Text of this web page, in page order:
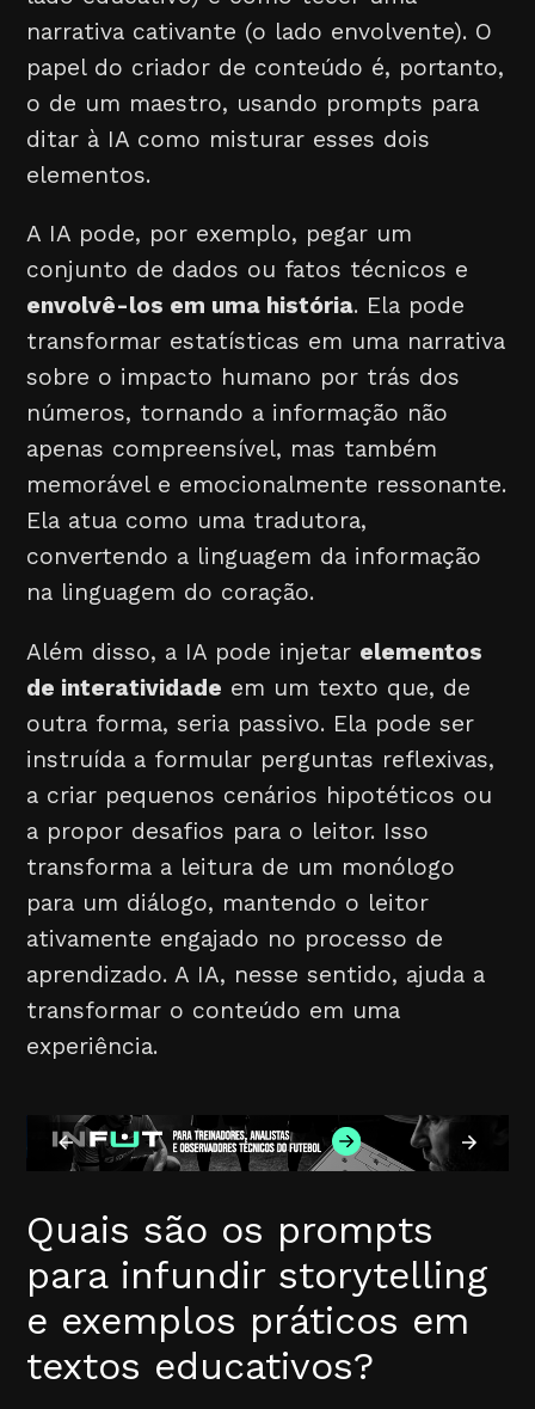
narrativa cativante (o lado envolvente). O
papel do criador de conteúdo é, portanto,
o de um maestro, usando prompts para
ditar à IA como misturar esses dois
elementos.
A IA pode, por exemplo, pegar um
conjunto de dados ou fatos técnicos e
envolvê-los em uma história. Ela pode
transformar estatísticas em uma narrativa
sobre o impacto humano por trás dos
números, tornando a informação não
apenas compreensível, mas também
memorável e emocionalmente ressonante.
Ela atua como uma tradutora,
convertendo a linguagem da informação
na linguagem do coração.
Além disso, a IA pode injetar elementos
de interatividade em um texto que, de
outra forma, seria passivo. Ela pode ser
instruída a formular perguntas reflexivas,
a criar pequenos cenários hipotéticos ou
a propor desafios para o leitor. Isso
transforma a leitura de um monólogo
para um diálogo, mantendo o leitor
ativamente engajado no processo de
aprendizado. A IA, nesse sentido, ajuda a
transformar o conteúdo em uma
experiência.
Quais são os prompts
para infundir storytelling
e exemplos práticos em
textos educativos?